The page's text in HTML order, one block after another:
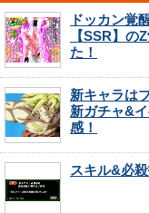
ドッカン覚
【SSR】の
た！
新キャラは
新ガチャ&
感！
スキル&必